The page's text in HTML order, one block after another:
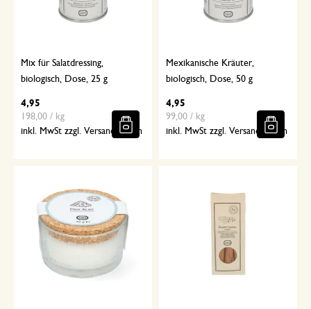
Mix für Salatdressing,
biologisch, Dose, 25 g
4,95
198,00 / kg
inkl. MwSt zzgl. Versandkosten
Mexikanische Kräuter,
biologisch, Dose, 50 g
4,95
99,00 / kg
inkl. MwSt zzgl. Versandkosten